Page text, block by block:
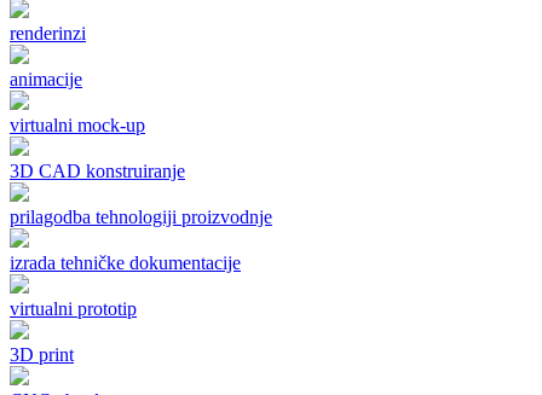
renderinzi
animacije
virtualni mock-up
3D CAD konstruiranje
prilagodba tehnologiji proizvodnje
izrada tehničke dokumentacije
virtualni prototip
3D print